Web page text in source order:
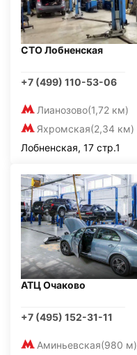
СТО Лобненская
+7 (499) 110-53-06
Лианозово(1,72 км)
Яхромская(2,34 км)
Лобненская, 17 стр.1
АТЦ Очаково
+7 (495) 152-31-11
Аминьевская(980 м)